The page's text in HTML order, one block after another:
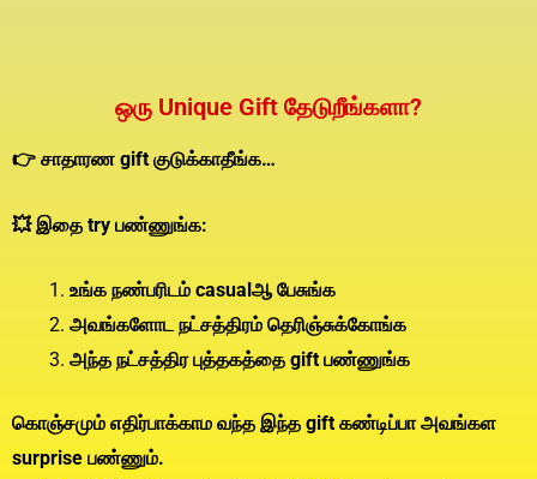
ஒரு Unique Gift தேடுறீங்களா?
👉 சாதாரண gift குடுக்காதீங்க…
💥 இதை try பண்ணுங்க:
உங்க நண்பரிடம் casualஆ பேசுங்க
அவங்களோட நட்சத்திரம் தெரிஞ்சுக்கோங்க
அந்த நட்சத்திர புத்தகத்தை gift பண்ணுங்க
கொஞ்சமும் எதிர்பாக்காம வந்த இந்த gift கண்டிப்பா அவங்கள
surprise பண்ணும்.